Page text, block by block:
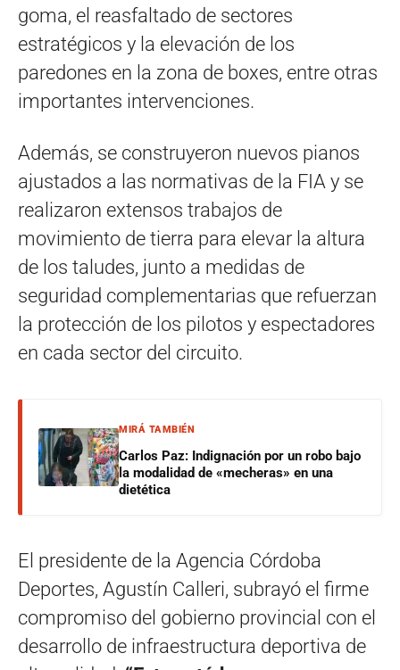
goma, el reasfaltado de sectores
estratégicos y la elevación de los
paredones en la zona de boxes, entre otras
importantes intervenciones.
Además, se construyeron nuevos pianos
ajustados a las normativas de la FIA y se
realizaron extensos trabajos de
movimiento de tierra para elevar la altura
de los taludes, junto a medidas de
seguridad complementarias que refuerzan
la protección de los pilotos y espectadores
en cada sector del circuito.
MIRÁ TAMBIÉN
Carlos Paz: Indignación por un robo bajo
la modalidad de «mecheras» en una
dietética
El presidente de la Agencia Córdoba
Deportes, Agustín Calleri, subrayó el firme
compromiso del gobierno provincial con el
desarrollo de infraestructura deportiva de